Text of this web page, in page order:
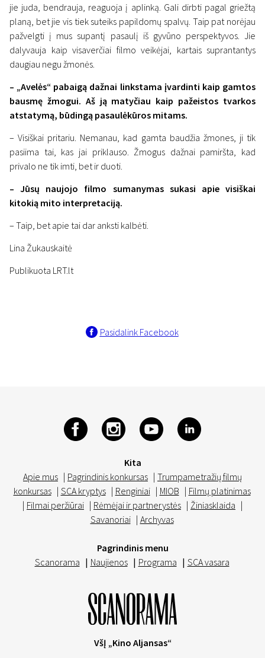
jie juda, bendrauja, reaguoja į aplinką. Gali dirbti pagal griežtą
planą, bet jie vis tiek suteiks papildomų spalvų. Taip pat norėjau
pažvelgti į mus supantį pasaulį iš gyvūno perspektyvos. Jie
dalyvauja kaip visaverčiai filmo veikėjai, kartais suprantantys
daugiau negu žmonės.
– „Avelės“ pabaigą dažnai linkstama įvardinti kaip gamtos
bausmę žmogui. Aš ją matyčiau kaip pažeistos tvarkos
atstatymą, būdingą pasaulėkūros mitams.
– Visiškai pritariu. Nemanau, kad gamta baudžia žmones, ji tik
pasiima tai, kas jai priklauso. Žmogus dažnai pamiršta, kad
privalo ne tik imti, bet ir duoti.
– Jūsų naujojo filmo sumanymas sukasi apie visiškai
kitokią mito interpretaciją.
– Taip, bet apie tai dar anksti kalbėti.
Lina Žukauskaitė
Publikuota LRT.lt
Pasidalink Facebook
Kita
Apie mus | Pagrindinis konkursas | Trumpametražių filmų
konkursas | SCA kryptys | Renginiai | MIOB | Filmų platinimas
| Filmai peržiūrai | Rėmėjai ir partnerystės | Žiniasklaida |
Savanoriai | Archyvas
Pagrindinis menu
Scanorama | Naujienos | Programa | SCA vasara
VšĮ „Kino Aljansas“